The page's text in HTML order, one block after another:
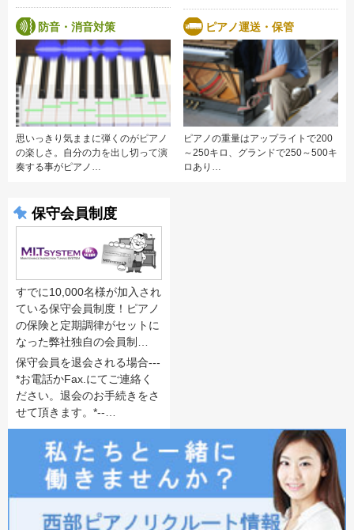
防音・消音対策
思いっきり気ままに弾くのがピアノ
の楽しさ。自分の力を出し切って演
奏する事がピアノ…
ピアノ運送・保管
ピアノの重量はアップライトで200
～250キロ、グランドで250～500キ
ロあり…
保守会員制度
すでに10,000名様が加入され
ている保守会員制度！ピアノ
の保険と定期調律がセットに
なった弊社独自の会員制…
保守会員を退会される場合---
*お電話かFax.にてご連絡く
ださい。退会のお手続きをさ
せて頂きます。*--…